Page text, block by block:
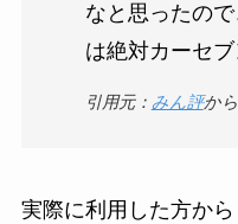
なと思ったの
は絶対カーセブ
引用元： みん評か
実際に利用した方か